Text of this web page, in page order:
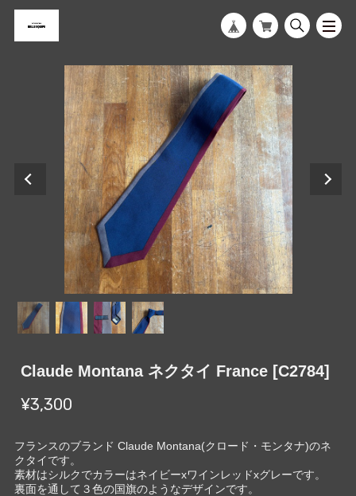
Claude Montana ネクタイ France [C2784]
¥3,300
フランスのブランド Claude Montana(クロード・モンタナ)のネ
クタイです。
素材はシルクでカラーはネイビーxワインレッドxグレーです。
裏面を通して３色の国旗のようなデザインです。